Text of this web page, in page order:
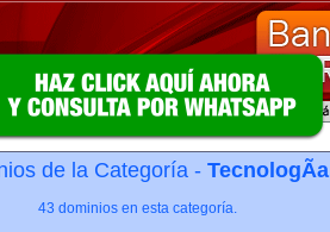
de la Categoría - TecnologÃ­a
43 dominios en esta categoría.